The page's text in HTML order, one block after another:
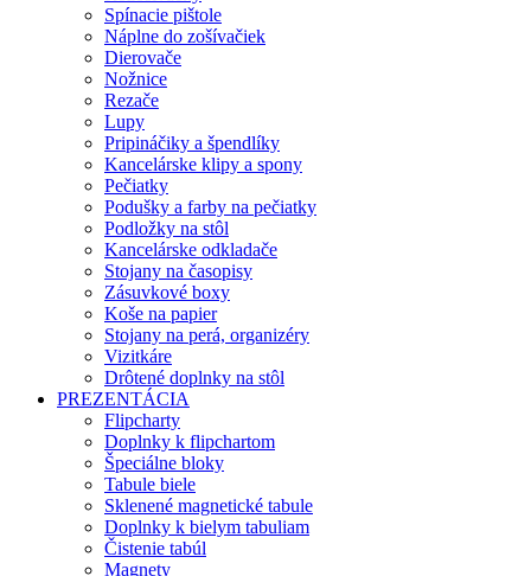
Spínacie pištole
Náplne do zošívačiek
Dierovače
Nožnice
Rezače
Lupy
Pripináčiky a špendlíky
Kancelárske klipy a spony
Pečiatky
Podušky a farby na pečiatky
Podložky na stôl
Kancelárske odkladače
Stojany na časopisy
Zásuvkové boxy
Koše na papier
Stojany na perá, organizéry
Vizitkáre
Drôtené doplnky na stôl
PREZENTÁCIA
Flipcharty
Doplnky k flipchartom
Špeciálne bloky
Tabule biele
Sklenené magnetické tabule
Doplnky k bielym tabuliam
Čistenie tabúl
Magnety